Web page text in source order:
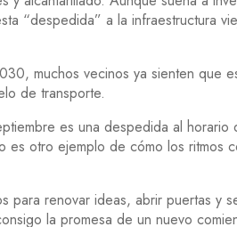
“despedida” a la infraestructura
muchos vecinos ya sienten que
de transporte.
es una despedida al horario
otro ejemplo de cómo los ritmos
renovar ideas, abrir puertas y
la promesa de un nuevo